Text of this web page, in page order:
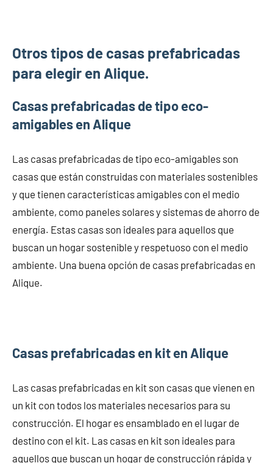
Otros tipos de casas prefabricadas
para elegir en Alique.
Casas prefabricadas de tipo eco-
amigables en Alique
Las casas prefabricadas de tipo eco-amigables son
casas que están construidas con materiales sostenibles
y que tienen características amigables con el medio
ambiente, como paneles solares y sistemas de ahorro de
energía. Estas casas son ideales para aquellos que
buscan un hogar sostenible y respetuoso con el medio
ambiente. Una buena opción de casas prefabricadas en
Alique.
Casas prefabricadas en kit en Alique
Las casas prefabricadas en kit son casas que vienen en
un kit con todos los materiales necesarios para su
construcción. El hogar es ensamblado en el lugar de
destino con el kit. Las casas en kit son ideales para
aquellos que buscan un hogar de construcción rápida y